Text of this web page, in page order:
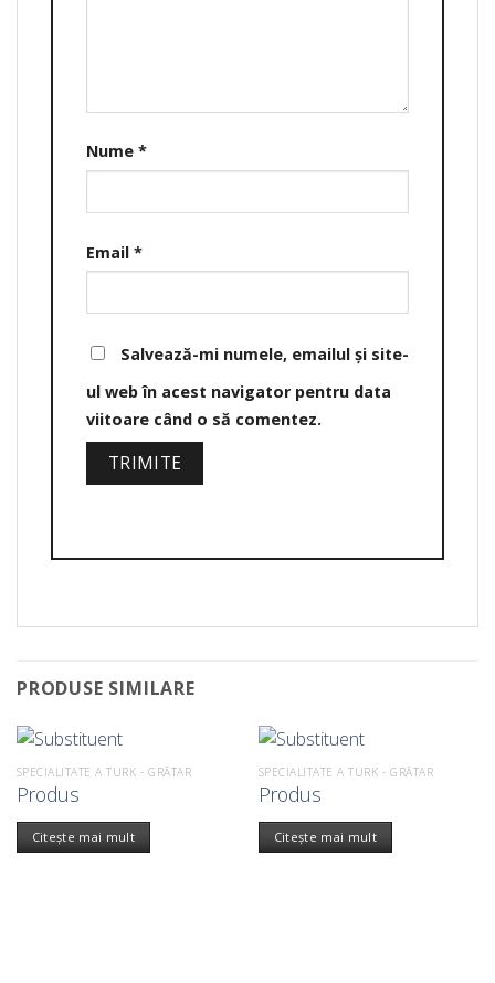
Nume *
Email *
Salvează-mi numele, emailul și site-
ul web în acest navigator pentru data
viitoare când o să comentez.
PRODUSE SIMILARE
SPECIALITATE A TURK - GRĂTAR
Produs
Citește mai mult
SPECIALITATE A TURK - GRĂTAR
Produs
Citește mai mult